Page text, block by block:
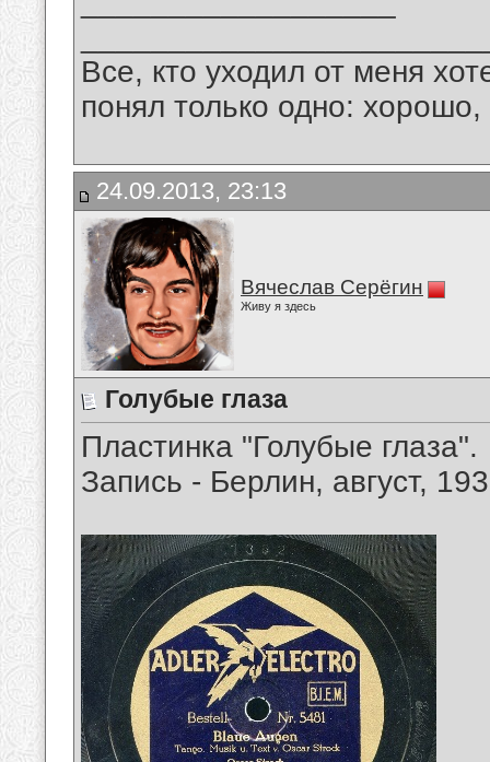
Все, кто уходил от меня
понял только одно:
24.09.2013, 23:13
Вячеслав Серёгин
Живу я здесь
Голубые глаза
Пластинка "Голубые глаза".
Запись - Берлин, август,